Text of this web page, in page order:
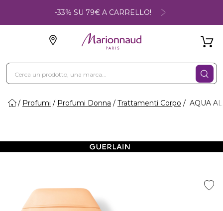
-33% SU 79€ A CARRELLO!
Profumi Profumi Donna Trattamenti Corpo AQUA